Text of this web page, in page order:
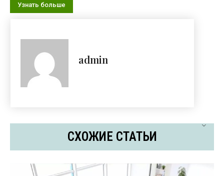
Узнать больше
admin
СХОЖИЕ СТАТЬИ